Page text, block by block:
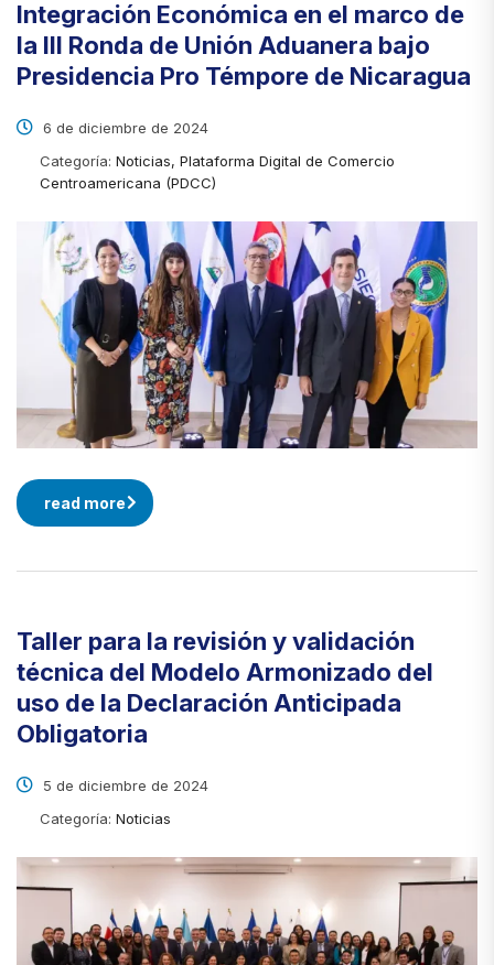
Integración Económica en el marco de
la III Ronda de Unión Aduanera bajo
Presidencia Pro Témpore de Nicaragua
6 de diciembre de 2024
Categoría: Noticias, Plataforma Digital de Comercio
Centroamericana (PDCC)
read more
Taller para la revisión y validación
técnica del Modelo Armonizado del
uso de la Declaración Anticipada
Obligatoria
5 de diciembre de 2024
Categoría: Noticias